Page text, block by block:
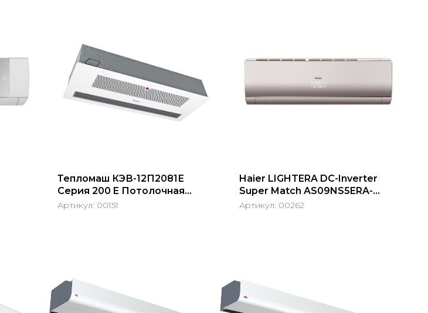
Тепломаш КЭВ-12П2081Е
Серия 200 E Потолочная
встраиваемая
Артикул: 00151
Haier LIGHTERA DC-Inverter
Super Match AS09NS5ERA-
G/1U09BS3ERA
Артикул: 00262